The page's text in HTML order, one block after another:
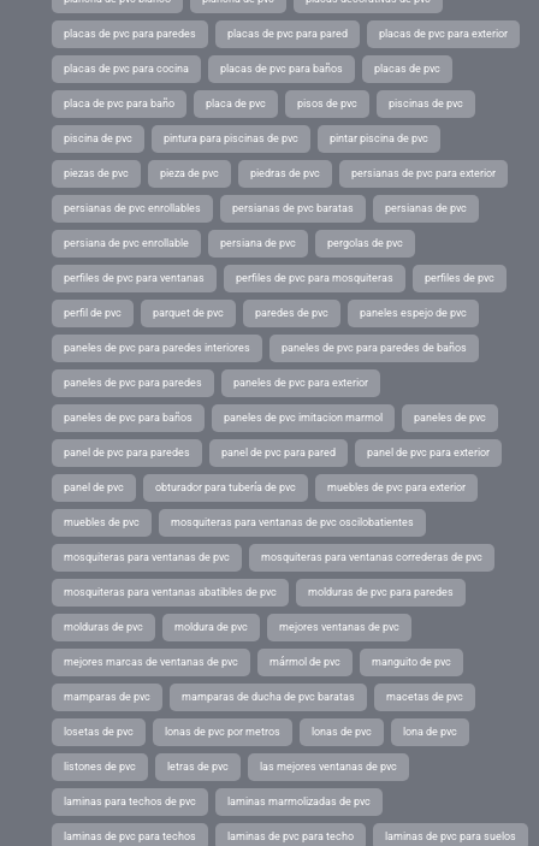
placas de pvc para paredes placas de pvc para pared placas de pvc para exterior
placas de pvc para cocina placas de pvc para baños placas de pvc
placa de pvc para baño placa de pvc pisos de pvc piscinas de pvc
piscina de pvc pintura para piscinas de pvc pintar piscina de pvc
piezas de pvc pieza de pvc piedras de pvc persianas de pvc para exterior
persianas de pvc enrollables persianas de pvc baratas persianas de pvc
persiana de pvc enrollable persiana de pvc pergolas de pvc
perfiles de pvc para ventanas perfiles de pvc para mosquiteras perfiles de pvc
perfil de pvc parquet de pvc paredes de pvc paneles espejo de pvc
paneles de pvc para paredes interiores paneles de pvc para paredes de baños
paneles de pvc para paredes paneles de pvc para exterior
paneles de pvc para baños paneles de pvc imitacion marmol paneles de pvc
panel de pvc para paredes panel de pvc para pared panel de pvc para exterior
panel de pvc obturador para tubería de pvc muebles de pvc para exterior
muebles de pvc mosquiteras para ventanas de pvc oscilobatientes
mosquiteras para ventanas de pvc mosquiteras para ventanas correderas de pvc
mosquiteras para ventanas abatibles de pvc molduras de pvc para paredes
molduras de pvc moldura de pvc mejores ventanas de pvc
mejores marcas de ventanas de pvc mármol de pvc manguito de pvc
mamparas de pvc mamparas de ducha de pvc baratas macetas de pvc
losetas de pvc lonas de pvc por metros lonas de pvc lona de pvc
listones de pvc letras de pvc las mejores ventanas de pvc
laminas para techos de pvc laminas marmolizadas de pvc
laminas de pvc para techos laminas de pvc para techo laminas de pvc para suelos